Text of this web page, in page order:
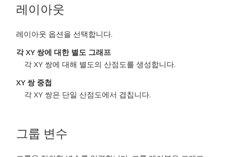
레이아웃
레이아웃 옵션을 선택합니다.
각 XY 쌍에 대한 별도 그래프
각 XY 쌍에 대해 별도의 산점도를 생성합니다.
XY 쌍 중첩
각 XY 쌍은 단일 산점도에서 겹칩니다.
그룹 변수